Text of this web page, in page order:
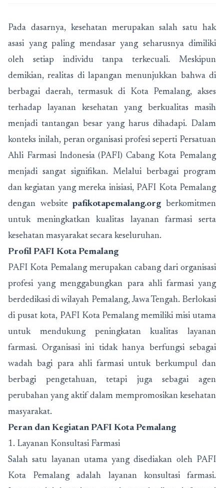
Pada dasarnya, kesehatan merupakan salah satu hak
asasi yang paling mendasar yang seharusnya dimiliki
oleh setiap individu tanpa terkecuali. Meskipun
demikian, realitas di lapangan menunjukkan bahwa di
berbagai daerah, termasuk di Kota Pemalang, akses
terhadap layanan kesehatan yang berkualitas masih
menjadi tantangan besar yang harus dihadapi. Dalam
konteks inilah, peran organisasi profesi seperti Persatuan
Ahli Farmasi Indonesia (PAFI) Cabang Kota Pemalang
menjadi sangat signifikan. Melalui berbagai program
dan kegiatan yang mereka inisiasi, PAFI Kota Pemalang
dengan websitepafikotapemalang.org berkomitmen
untuk meningkatkan kualitas layanan farmasi serta
kesehatan masyarakat secara keseluruhan.
Profil PAFI Kota Pemalang
PAFI Kota Pemalang merupakan cabang dari organisasi
profesi yang menggabungkan para ahli farmasi yang
berdedikasi di wilayah Pemalang, Jawa Tengah. Berlokasi
di pusat kota, PAFI Kota Pemalang memiliki misi utama
untuk mendukung peningkatan kualitas layanan
farmasi. Organisasi ini tidak hanya berfungsi sebagai
wadah bagi para ahli farmasi untuk berkumpul dan
berbagi pengetahuan, tetapi juga sebagai agen
perubahan yang aktif dalam mempromosikan kesehatan
masyarakat.
Peran dan Kegiatan PAFI Kota Pemalang
1. Layanan Konsultasi Farmasi
Salah satu layanan utama yang disediakan oleh PAFI
Kota Pemalang adalah layanan konsultasi farmasi.